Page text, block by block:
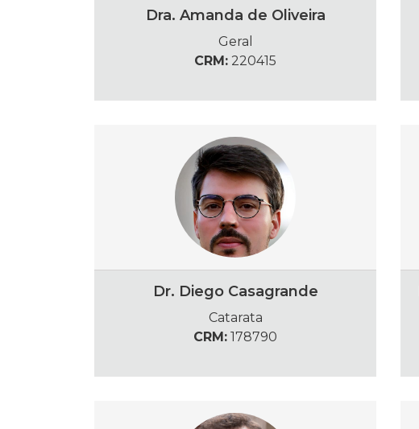
Dra. Amanda de Oliveira
Geral
CRM: 220415
Dr. Diego Casagrande
Catarata
CRM: 178790